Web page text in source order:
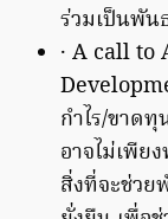
ร่วมเป็นพัน
· A call to
กำไร/ขาด
อาจไม่เพีย
สิ่งที่จะช่วย